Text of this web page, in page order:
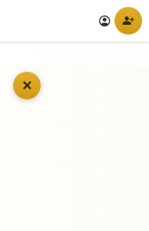
account_circle person_add
✕